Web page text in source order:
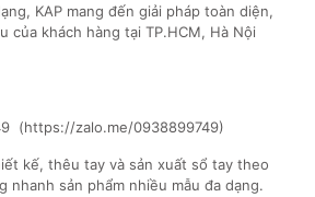
KAP mang đến giải pháp toàn diện,
của khách hàng tại TP.HCM, Hà Nội
(https://zalo.me/0938899749)
kế, thêu tay và sản xuất sổ tay theo
nhanh sản phẩm nhiều mẫu đa dạng.